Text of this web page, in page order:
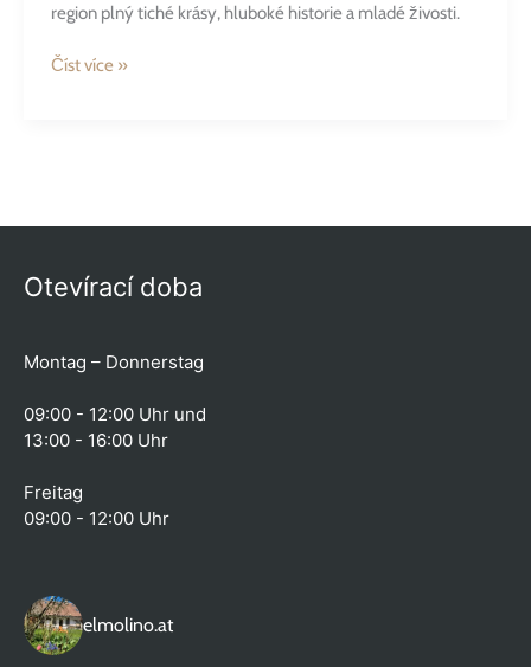
region plný tiché krásy, hluboké historie a mladé živosti.
Číst více »
Otevírací doba
Montag – Donnerstag
09:00 - 12:00 Uhr und
13:00 - 16:00 Uhr
Freitag
09:00 - 12:00 Uhr
elmolino.at